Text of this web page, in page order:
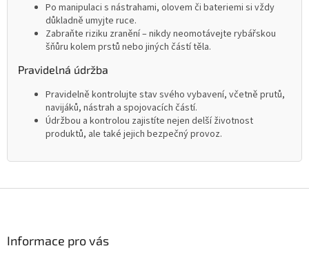
Po manipulaci s nástrahami, olovem či bateriemi si vždy
důkladně umyjte ruce.
Zabraňte riziku zranění – nikdy neomotávejte rybářskou
šňůru kolem prstů nebo jiných částí těla.
Pravidelná údržba
Pravidelně kontrolujte stav svého vybavení, včetně prutů,
navijáků, nástrah a spojovacích částí.
Údržbou a kontrolou zajistíte nejen delší životnost
produktů, ale také jejich bezpečný provoz.
Informace pro vás